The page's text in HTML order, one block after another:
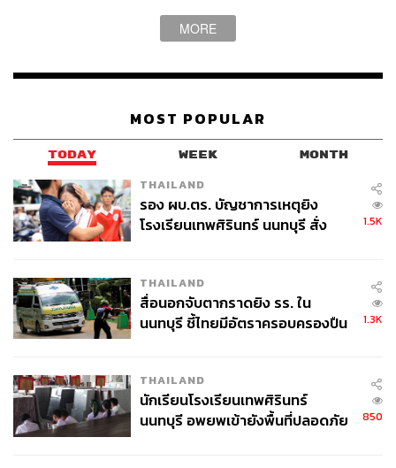
MORE
MOST POPULAR
TODAY WEEK MONTH
THAILAND
รอง ผบ.ตร. บัญชาการเหตุยิง
โรงเรียนเทพศิรินทร์ นนทบุรี สั่ง
1.5K
THAILAND
สื่อนอกจับตากราดยิง รร. ใน
นนทบุรี ชี้ไทยมีอัตราครอบครองปืน
1.3K
THAILAND
นักเรียนโรงเรียนเทพศิรินทร์
นนทบุรี อพยพเข้ายังพื้นที่ปลอดภัย
850